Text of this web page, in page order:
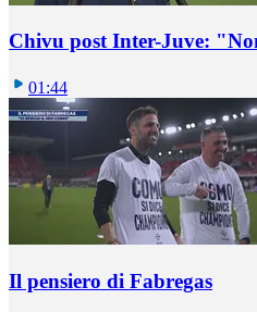
Chivu post Inter-Juve:
01:44
Il pensiero di Fabregas